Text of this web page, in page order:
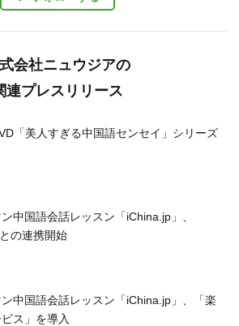
会社ニュウジアの
連プレスリリース
「美人すぎる中国語センセイ」シリーズ
中国語会話レッスン「iChina.jp」、
の連携開始
中国語会話レッスン「iChina.jp」、「楽
ス」を導入